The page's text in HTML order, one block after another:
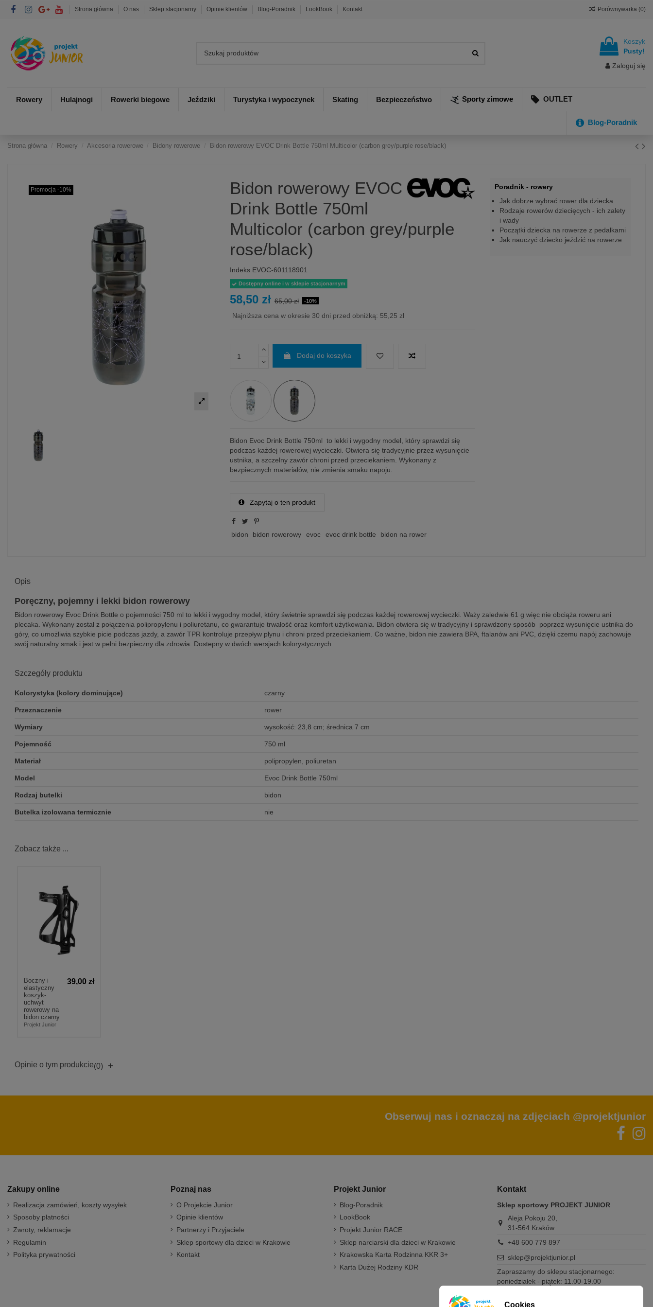
Strona główna O nas Sklep stacjonarny Opinie klientów Blog-Poradnik LookBook Kontakt Porównywarka (0)
Koszyk
Pusty!
Zaloguj się
Rowery Hulajnogi Rowerki biegowe Jeździki Turystyka i wypoczynek Skating Bezpieczeństwo Sporty zimowe OUTLET
Blog-Poradnik
Strona główna Rowery Akcesoria rowerowe Bidony rowerowe Bidon rowerowy EVOC Drink Bottle 750ml Multicolor (carbon grey/purple rose/black)
Promocja -10%
Bidon rowerowy EVOC
Drink Bottle 750ml
Multicolor (carbon grey/purple
rose/black)
Indeks EVOC-601118901
Dostępny online i w sklepie stacjonarnym
58,50 zł 65,00 zł -10%
Najniższa cena w okresie 30 dni przed obniżką: 55,25 zł
Dodaj do koszyka
Bidon Evoc Drink Bottle 750ml to lekki i wygodny model, który sprawdzi się
podczas każdej rowerowej wycieczki. Otwiera się tradycyjnie przez wysunięcie
ustnika, a szczelny zawór chroni przed przeciekaniem. Wykonany z
bezpiecznych materiałów, nie zmienia smaku napoju.
Zapytaj o ten produkt
bidon bidon rowerowy evoc evoc drink bottle bidon na rower
Poradnik - rowery
Jak dobrze wybrać rower dla dziecka
Rodzaje rowerów dziecięcych - ich zalety
i wady
Początki dziecka na rowerze z pedałkami
Jak nauczyć dziecko jeździć na rowerze
Opis
Poręczny, pojemny i lekki bidon rowerowy
Bidon rowerowy Evoc Drink Bottle o pojemności 750 ml to lekki i wygodny model, który świetnie sprawdzi się podczas każdej rowerowej wycieczki. Waży zaledwie 61 g więc nie obciąża roweru ani
plecaka. Wykonany został z połączenia polipropylenu i poliuretanu, co gwarantuje trwałość oraz komfort użytkowania. Bidon otwiera się w tradycyjny i sprawdzony sposób poprzez wysunięcie ustnika do
góry, co umożliwia szybkie picie podczas jazdy, a zawór TPR kontroluje przepływ płynu i chroni przed przeciekaniem. Co ważne, bidon nie zawiera BPA, ftalanów ani PVC, dzięki czemu napój zachowuje
swój naturalny smak i jest w pełni bezpieczny dla zdrowia. Dostepny w dwóch wersjach kolorystycznych
Szczegóły produktu
Kolorystyka (kolory dominujące) czarny
Przeznaczenie rower
Wymiary wysokość: 23,8 cm; średnica 7 cm
Pojemność 750 ml
Materiał polipropylen, poliuretan
Model Evoc Drink Bottle 750ml
Rodzaj butelki bidon
Butelka izolowana termicznie nie
Zobacz także ...
Boczny i
elastyczny
koszyk-
uchwyt
rowerowy na
bidon czarny
Projekt Junior
39,00 zł
Opinie o tym produkcie(0) +
Obserwuj nas i oznaczaj na zdjęciach @projektjunior
Zakupy online
Realizacja zamówień, koszty wysyłek
Sposoby płatności
Zwroty, reklamacje
Regulamin
Polityka prywatności
Poznaj nas
O Projekcie Junior
Opinie klientów
Partnerzy i Przyjaciele
Sklep sportowy dla dzieci w Krakowie
Kontakt
Projekt Junior
Blog-Poradnik
LookBook
Projekt Junior RACE
Sklep narciarski dla dzieci w Krakowie
Krakowska Karta Rodzinna KKR 3+
Karta Dużej Rodziny KDR
Kontakt
Sklep sportowy PROJEKT JUNIOR
Aleja Pokoju 20,
31-564 Kraków
+48 600 779 897
sklep@projektjunior.pl
Zapraszamy do sklepu stacjonarnego:
poniedziałek - piątek: 11.00-19.00
niedziela (każda): nieczynne
Cookies